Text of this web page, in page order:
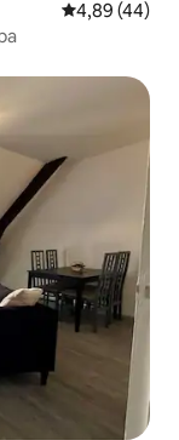
Средна
4,89 (44)